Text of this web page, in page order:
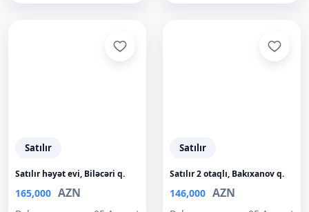
Satılır
Satılır həyət evi, Biləcəri q.
165,000 AZN
Satılır
Satılır 2 otaqlı, Bakıxanov q.
146,000 AZN